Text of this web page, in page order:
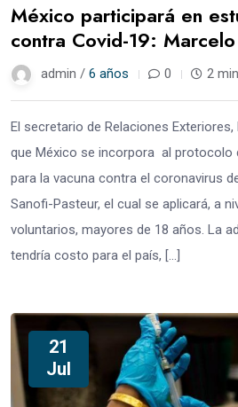
México participará en
contra Covid-19:
admin / 6 años 0 2
El secretario de Relaciones
que México se incorpora al protocolo
para la vacuna contra el coronavirus
Sanofi-Pasteur, el cual se aplicará, a
voluntarios, mayores de 18 años. La
tendría costo para el país, […]
21
Jul